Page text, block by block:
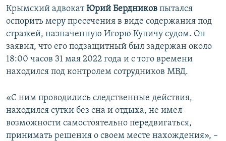
Крымский адвокатЮрий Бердников пытался
оспорить меру пресечения в виде содержания под
стражей, назначенную Игорю Купичу судом. Он
заявил, что его подзащитный был задержан около
18:00 часов 31 мая 2022 года и с того времени
находился под контролем сотрудников МВД.
«С ним проводились следственные действия,
находился сутки без сна и отдыха, не имел
возможности самостоятельно передвигаться,
принимать решения о своем месте нахождения», –